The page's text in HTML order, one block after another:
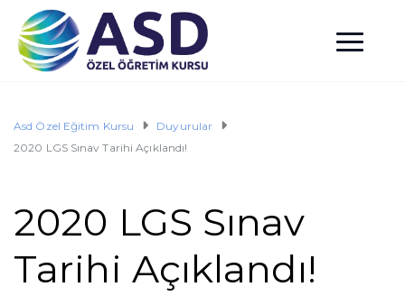
Asd Özel Eğitim Kursu
Duyurular
2020 LGS Sınav Tarihi Açıklandı!
2020 LGS Sınav
Tarihi Açıklandı!